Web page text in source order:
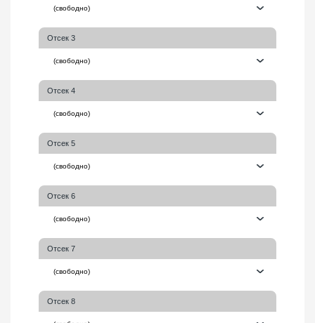
Отсек 3
Отсек 4
Отсек 5
Отсек 6
Отсек 7
Отсек 8